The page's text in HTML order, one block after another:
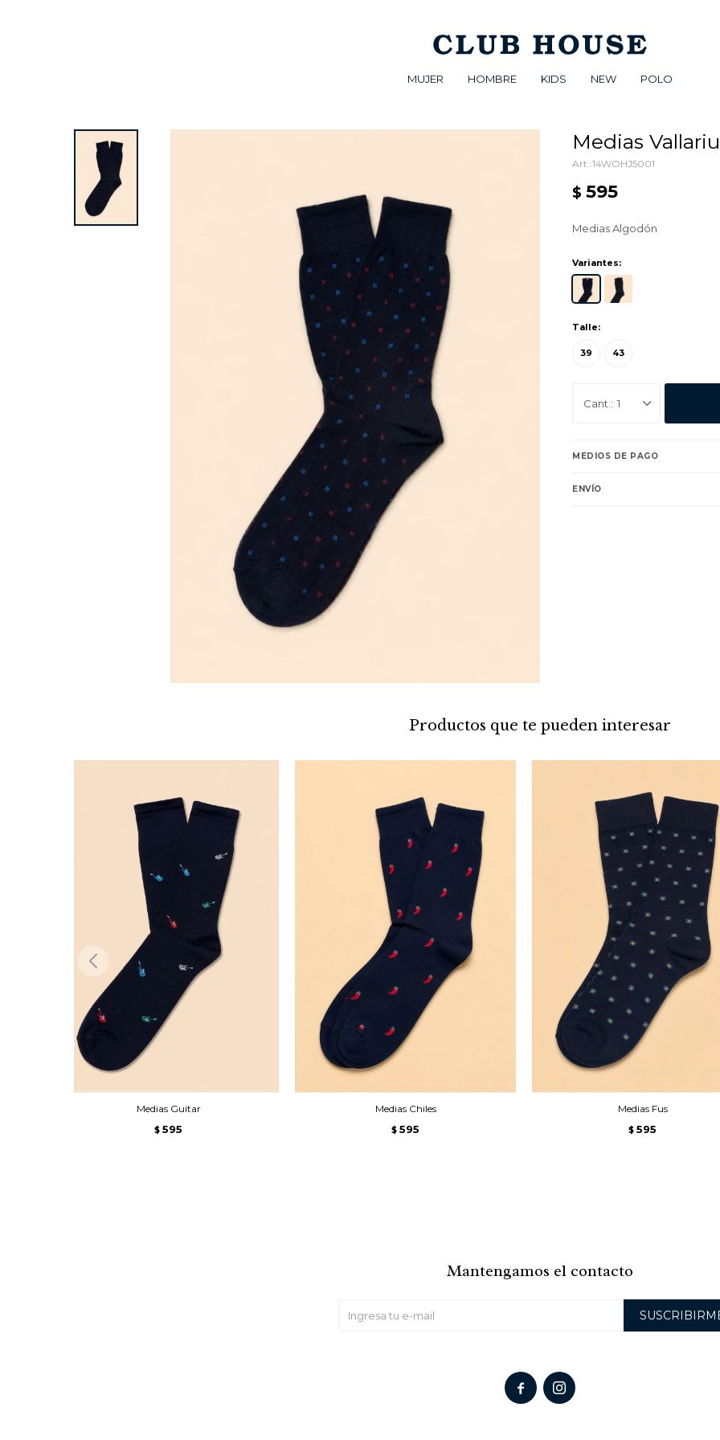
MUJER HOMBRE KIDS NEW POLO
Medias
14WOHJ5001
$ 595
Medias Algodón
Variantes:
Talle:
39 43
1
MEDIOS DE PAGO
ENVÍO
Productos que te pueden interesar
Medias Guitar
$ 595
Medias Chiles
$ 595
Medias Fus
$ 595
Mantengamos el contacto
 